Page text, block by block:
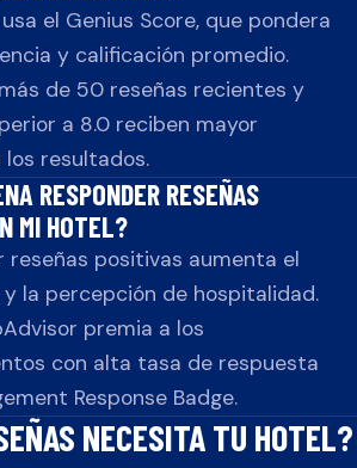
el Genius Score, que pondera
y calificación promedio.
de 50 reseñas recientes y
a 8.0 reciben mayor
resultados.
RESPONDER RESEÑAS
MI HOTEL?
reseñas positivas aumenta el
la percepción de hospitalidad.
premia a los
con alta tasa de respuesta
Response Badge.
NECESITA TU HOTEL?